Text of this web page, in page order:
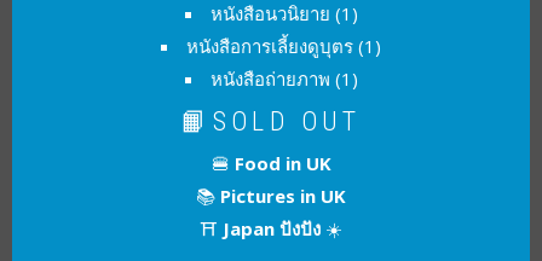
หนังสือนวนิยาย (1)
หนังสือการเลี้ยงดูบุตร (1)
หนังสือถ่ายภาพ (1)
📙SOLD OUT
🍔 Food in UK
📚 Pictures in UK
⛩ Japan ปังปัง ☀️